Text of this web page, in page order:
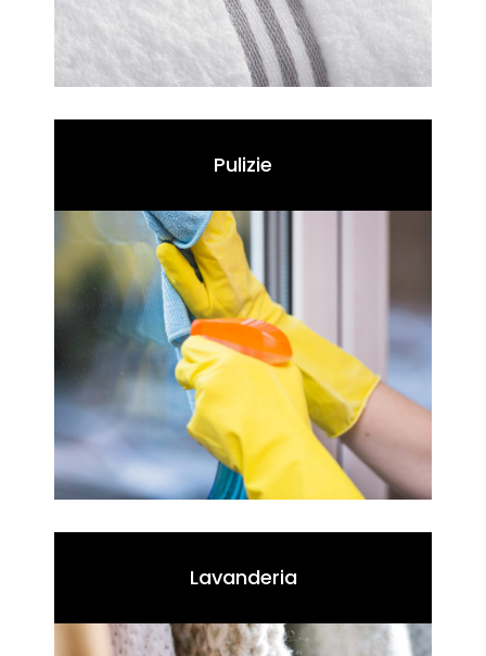
Pulizie
Lavanderia